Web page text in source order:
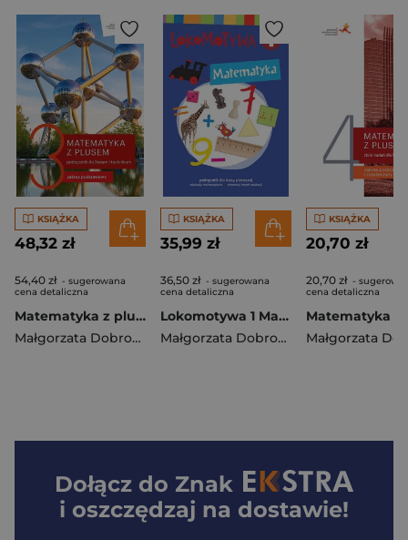
KSIĄŻKA
48,32 zł
54,40 zł - sugerowana
cena detaliczna
Matematyka z plusem 3 Podręcznik Zakres podstawowy Szkoła ponadpodstawowa
Małgorzata Dobrowolska
,Karpiński Marcin Lech Jacek
KSIĄŻKA
35,99 zł
36,50 zł - sugerowana
cena detaliczna
Lokomotywa 1 Matematyka Podręcznik Szkoła podstawowa
Małgorzata Dobrowolska
,Agnieszka
KSIĄŻKA
20,70 zł
20,70 zł -
cena detaliczna
Dołącz do Znak
i oszczędzaj na dostawie!